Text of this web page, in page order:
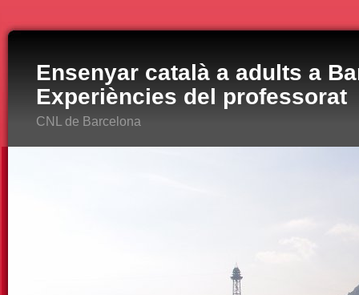
Ensenyar català a adults a
Experiències del professorat
CNL de Barcelona